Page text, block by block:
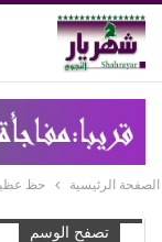
الصفحة الرئيسية حظ
تصفح الوسم